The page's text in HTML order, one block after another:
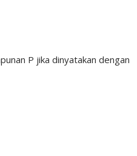
P jika dinyatakan dengan